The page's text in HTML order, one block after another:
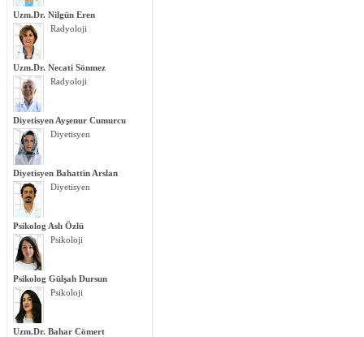
Uzm.Dr. Nilgün Eren
Radyoloji
Uzm.Dr. Necati Sönmez
Radyoloji
Diyetisyen Ayşenur Cumurcu
Diyetisyen
Diyetisyen Bahattin Arslan
Diyetisyen
Psikolog Aslı Özlü
Psikoloji
Psikolog Gülşah Dursun
Psikoloji
Uzm.Dr. Bahar Cömert